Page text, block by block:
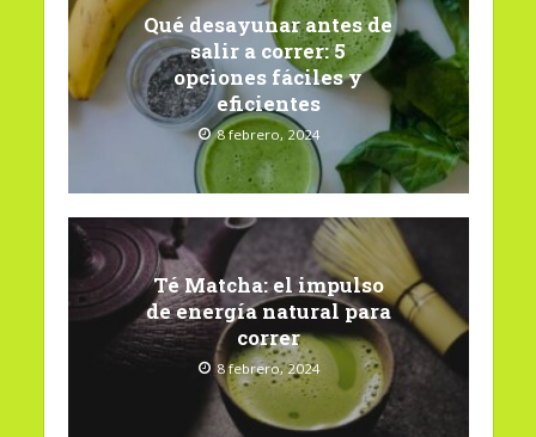
Qué desayunar antes de
salir a correr: 5
opciones fáciles y
eficientes
8 febrero, 2024
Té Matcha: el impulso
de energía natural para
correr
8 febrero, 2024